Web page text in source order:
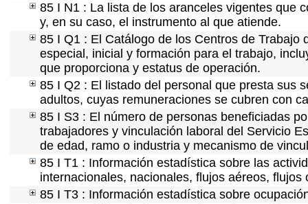
85 I N1 : La lista de los aranceles vigentes que
y, en su caso, el instrumento al que atiende.
85 I Q1 : El Catálogo de los Centros de
especial, inicial y formación para el trabajo,
que proporciona y estatus de operación.
85 I Q2 : El listado del personal que presta sus
adultos, cuyas remuneraciones se cubren con
85 I S3 : El número de personas beneficiadas
trabajadores y vinculación laboral del Servicio
de edad, ramo o industria y mecanismo de
85 I T1 : Información estadística sobre las
internacionales, nacionales, flujos aéreos, flujos
85 I T3 : Información estadística sobre